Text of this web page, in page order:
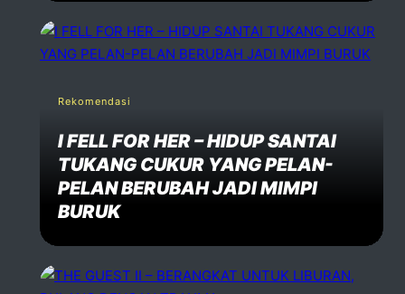
Rekomendasi
I FELL FOR HER – HIDUP SANTAI
TUKANG CUKUR YANG PELAN-
PELAN BERUBAH JADI MIMPI
BURUK